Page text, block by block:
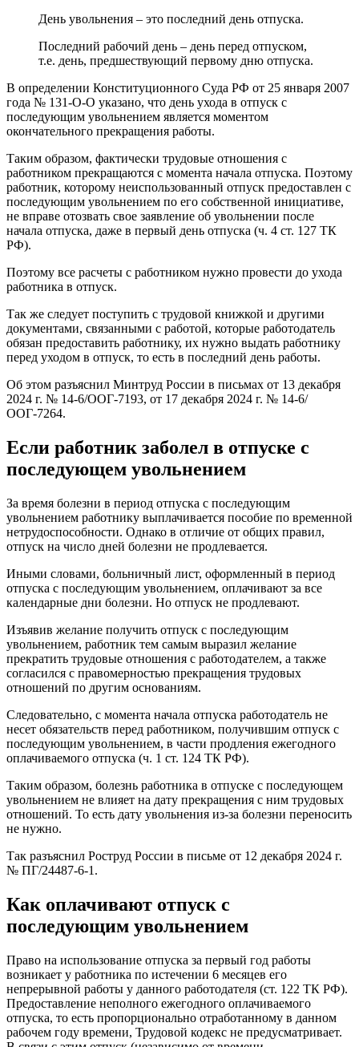
День увольнения – это последний день отпуска.
Последний рабочий день – день перед отпуском,
т.е. день, предшествующий первому дню отпуска.
В определении Конституционного Суда РФ от 25 января 2007
года № 131-О-О указано, что день ухода в отпуск с
последующим увольнением является моментом
окончательного прекращения работы.
Таким образом, фактически трудовые отношения с
работником прекращаются с момента начала отпуска. Поэтому
работник, которому неиспользованный отпуск предоставлен с
последующим увольнением по его собственной инициативе,
не вправе отозвать свое заявление об увольнении после
начала отпуска, даже в первый день отпуска (ч. 4 ст. 127 ТК
РФ).
Поэтому все расчеты с работником нужно провести до ухода
работника в отпуск.
Так же следует поступить с трудовой книжкой и другими
документами, связанными с работой, которые работодатель
обязан предоставить работнику, их нужно выдать работнику
перед уходом в отпуск, то есть в последний день работы.
Об этом разъяснил Минтруд России в письмах от 13 декабря
2024 г. № 14-6/ООГ-7193, от 17 декабря 2024 г. № 14-6/
ООГ-7264.
Если работник заболел в отпуске с
последующем увольнением
За время болезни в период отпуска с последующим
увольнением работнику выплачивается пособие по временной
нетрудоспособности. Однако в отличие от общих правил,
отпуск на число дней болезни не продлевается.
Иными словами, больничный лист, оформленный в период
отпуска с последующим увольнением, оплачивают за все
календарные дни болезни. Но отпуск не продлевают.
Изъявив желание получить отпуск с последующим
увольнением, работник тем самым выразил желание
прекратить трудовые отношения с работодателем, а также
согласился с правомерностью прекращения трудовых
отношений по другим основаниям.
Следовательно, с момента начала отпуска работодатель не
несет обязательств перед работником, получившим отпуск с
последующим увольнением, в части продления ежегодного
оплачиваемого отпуска (ч. 1 ст. 124 ТК РФ).
Таким образом, болезнь работника в отпуске с последующем
увольнением не влияет на дату прекращения с ним трудовых
отношений. То есть дату увольнения из-за болезни переносить
не нужно.
Так разъяснил Роструд России в письме от 12 декабря 2024 г.
№ ПГ/24487-6-1.
Как оплачивают отпуск с
последующим увольнением
Право на использование отпуска за первый год работы
возникает у работника по истечении 6 месяцев его
непрерывной работы у данного работодателя (ст. 122 ТК РФ).
Предоставление неполного ежегодного оплачиваемого
отпуска, то есть пропорционально отработанному в данном
рабочем году времени, Трудовой кодекс не предусматривает.